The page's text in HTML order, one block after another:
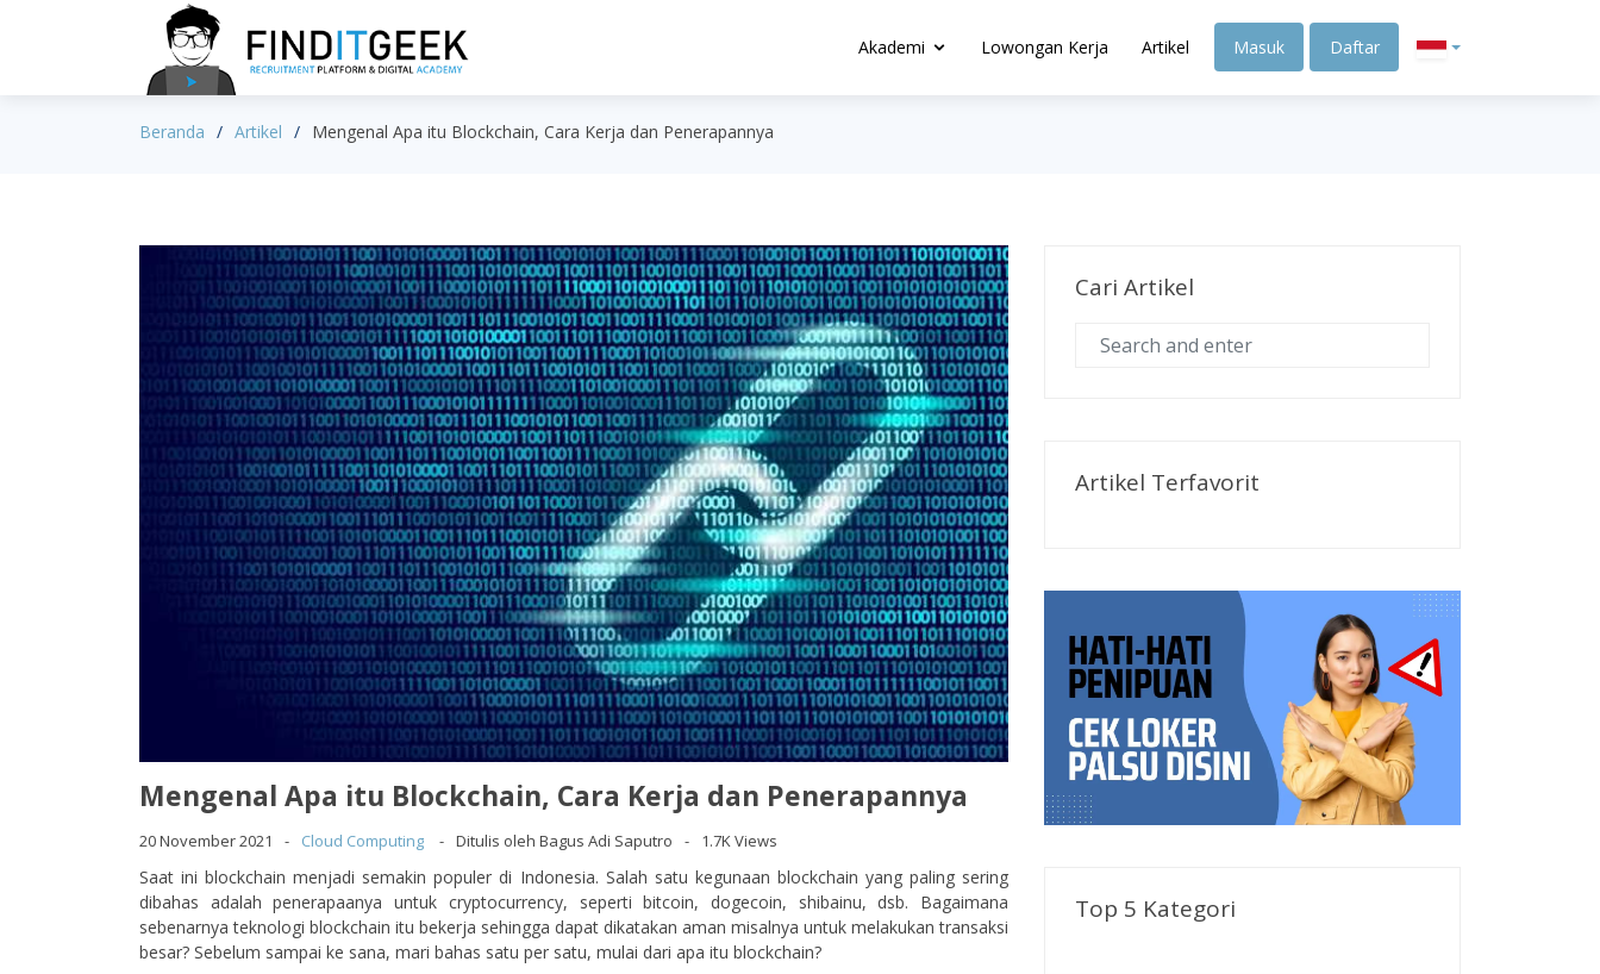
Akademi Lowongan Kerja Artikel Masuk Daftar
Beranda Artikel Mengenal Apa itu Blockchain, Cara Kerja dan Penerapannya
Mengenal Apa itu Blockchain, Cara Kerja dan Penerapannya
20 November 2021 Cloud Computing Ditulis oleh Bagus Adi Saputro 1.7K Views
Saat ini blockchain menjadi semakin populer di Indonesia. Salah satu kegunaan blockchain yang paling sering
dibahas adalah penerapaanya untuk cryptocurrency, seperti bitcoin, dogecoin, shibainu, dsb. Bagaimana
sebenarnya teknologi blockchain itu bekerja sehingga dapat dikatakan aman misalnya untuk melakukan transaksi
besar? Sebelum sampai ke sana, mari bahas satu per satu, mulai dari apa itu blockchain?
Cari Artikel
Artikel Terfavorit
Top 5 Kategori